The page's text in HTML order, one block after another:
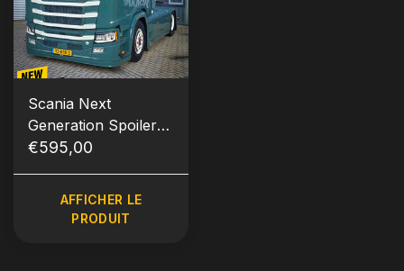
Scania Next
Generation Spoiler
avant haut Type 9
€595,00
AFFICHER LE
PRODUIT